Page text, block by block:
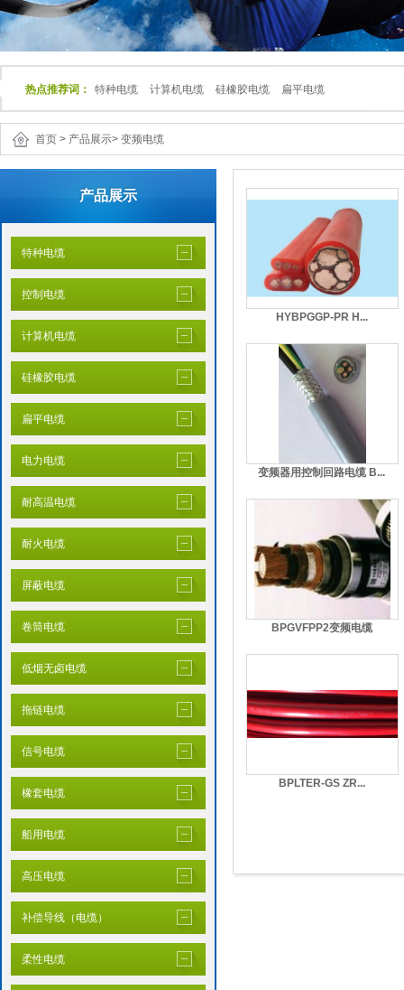
热点推荐词： 特种电缆 计算机电缆 硅橡胶电缆 扁平电缆
首页 > 产品展示> 变频电缆
产品展示
特种电缆
控制电缆
计算机电缆
硅橡胶电缆
扁平电缆
电力电缆
耐高温电缆
耐火电缆
屏蔽电缆
卷筒电缆
低烟无卤电缆
拖链电缆
信号电缆
橡套电缆
船用电缆
高压电缆
补偿导线（电缆）
柔性电缆
HYBPGGP-PR H...
变频器用控制回路电缆 B...
BPGVFPP2变频电缆
BPLTER-GS ZR...